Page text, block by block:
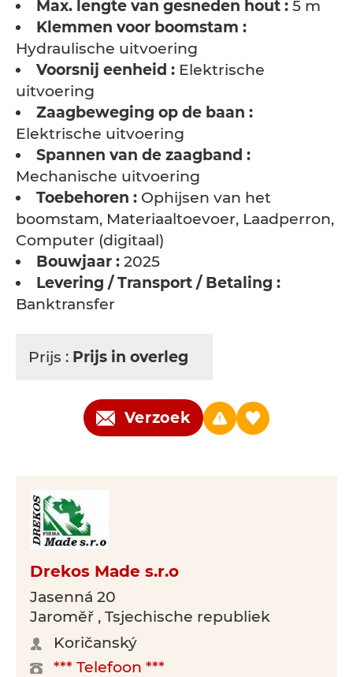
Max. lengte van gesneden hout : 5 m
Klemmen voor boomstam :
Hydraulische uitvoering
Voorsnij eenheid : Elektrische
uitvoering
Zaagbeweging op de baan :
Elektrische uitvoering
Spannen van de zaagband :
Mechanische uitvoering
Toebehoren : Ophijsen van het
boomstam, Materiaaltoevoer, Laadperron,
Computer (digitaal)
Bouwjaar : 2025
Levering / Transport / Betaling :
Banktransfer
Prijs : Prijs in overleg
Verzoek
Drekos Made s.r.o
Jasenná 20
Jaroměř , Tsjechische republiek
Koričanský
*** Telefoon ***